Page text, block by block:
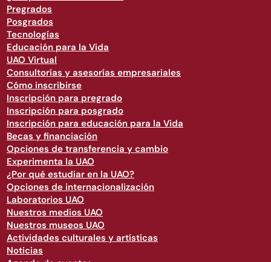
Pregrados
Posgrados
Tecnologías
Educación para la Vida
UAO Virtual
Consultorías y asesorías empresariales
Cómo inscribirse
Inscripción para pregrado
Inscripción para posgrado
Inscripción para educación para la Vida
Becas y financiación
Opciones de transferencia y cambio
Experimenta la UAO
¿Por qué estudiar en la UAO?
Opciones de internacionalización
Laboratorios UAO
Nuestros medios UAO
Nuestros museos UAO
Actividades culturales y artísticas
Noticias